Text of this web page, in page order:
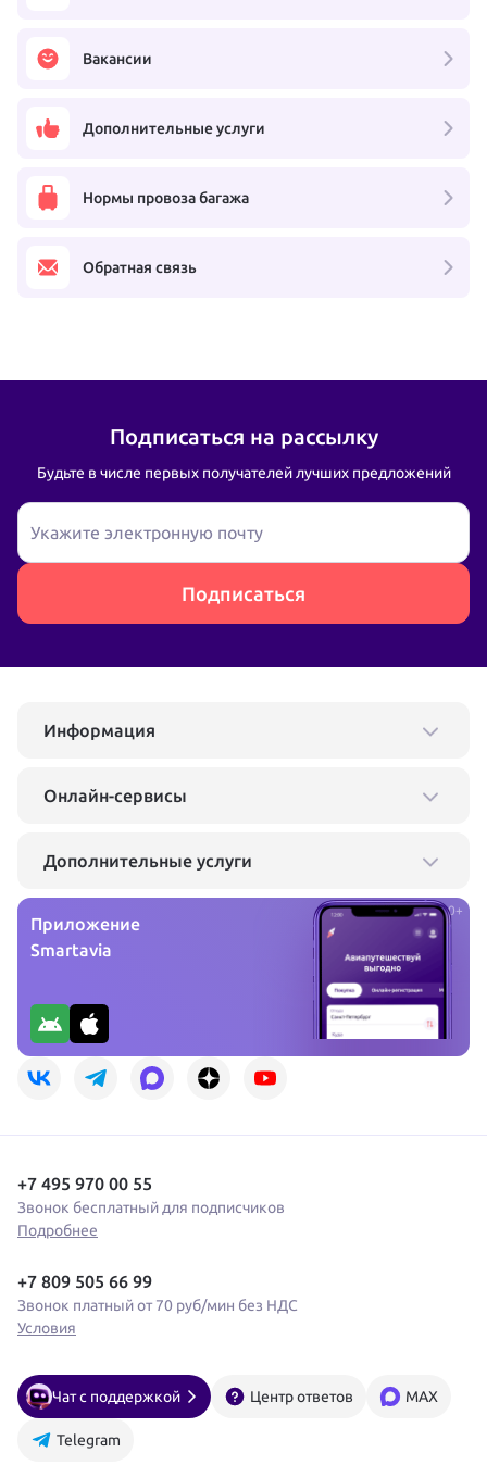
Вакансии
Дополнительные услуги
Нормы провоза багажа
Обратная связь
Подписаться на рассылку
Будьте в числе первых получателей лучших предложений
Укажите электронную почту
Подписаться
Информация
Онлайн-сервисы
Дополнительные услуги
0+
Приложение
Smartavia
+7 495 970 00 55
Звонок бесплатный для подписчиков
Подробнее
+7 809 505 66 99
Звонок платный от 70 руб/мин без НДС
Условия
Чат с поддержкой Центр ответов MAX
Telegram